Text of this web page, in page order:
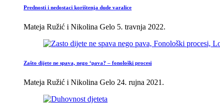
Prednosti i nedostaci korištenja dude varalice
Mateja Ružić i Nikolina Gelo 5. travnja 2022.
Zašto dijete ne spava, nego ‘pava? – fonološki procesi
Mateja Ružić i Nikolina Gelo 24. rujna 2021.